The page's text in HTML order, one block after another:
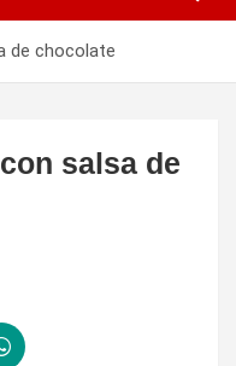
de chocolate
salsa de